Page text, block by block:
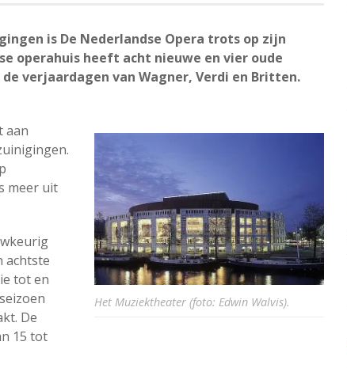
is De Nederlandse Opera trots op zijn
operahuis heeft acht nieuwe en vier oude
verjaardagen van Wagner, Verdi en Britten.
Het Muziektheater (foto: Edwin Walvis).
aan
meer uit
achtste
tot en
De
15 tot